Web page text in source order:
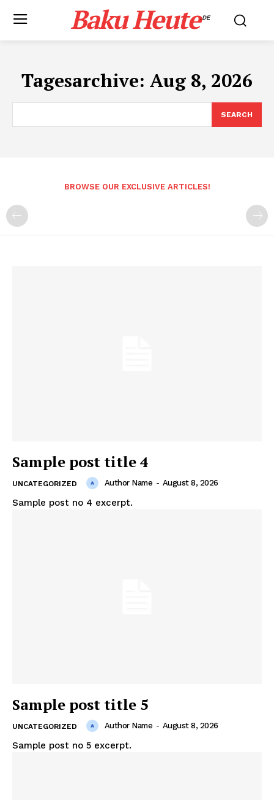
Baku Heute.DE
Tagesarchive: Aug 8, 2026
SEARCH
BROWSE OUR EXCLUSIVE ARTICLES!
Sample post title 4
UNCATEGORIZED Author Name - August 8, 2026
Sample post no 4 excerpt.
Sample post title 5
UNCATEGORIZED Author Name - August 8, 2026
Sample post no 5 excerpt.